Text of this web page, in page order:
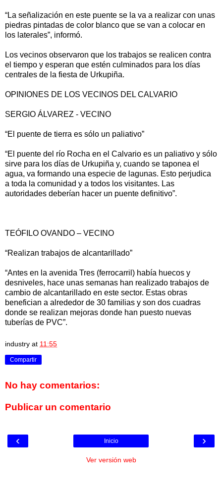
“La señalización en este puente se la va a realizar con unas
piedras pintadas de color blanco que se van a colocar en
los laterales”, informó.
Los vecinos observaron que los trabajos se realicen contra
el tiempo y esperan que estén culminados para los días
centrales de la fiesta de Urkupiña.
OPINIONES DE LOS VECINOS DEL CALVARIO
SERGIO ÁLVAREZ - VECINO
“El puente de tierra es sólo un paliativo”
“El puente del río Rocha en el Calvario es un paliativo y sólo
sirve para los días de Urkupiña y, cuando se taponea el
agua, va formando una especie de lagunas. Esto perjudica
a toda la comunidad y a todos los visitantes. Las
autoridades deberían hacer un puente definitivo”.
TEÓFILO OVANDO – VECINO
“Realizan trabajos de alcantarillado”
“Antes en la avenida Tres (ferrocarril) había huecos y
desniveles, hace unas semanas han realizado trabajos de
cambio de alcantarillado en este sector. Estas obras
benefician a alrededor de 30 familias y son dos cuadras
donde se realizan mejoras donde han puesto nuevas
tuberías de PVC”.
industry at 11:55
Compartir
No hay comentarios:
Publicar un comentario
‹ ›
Inicio
Ver versión web